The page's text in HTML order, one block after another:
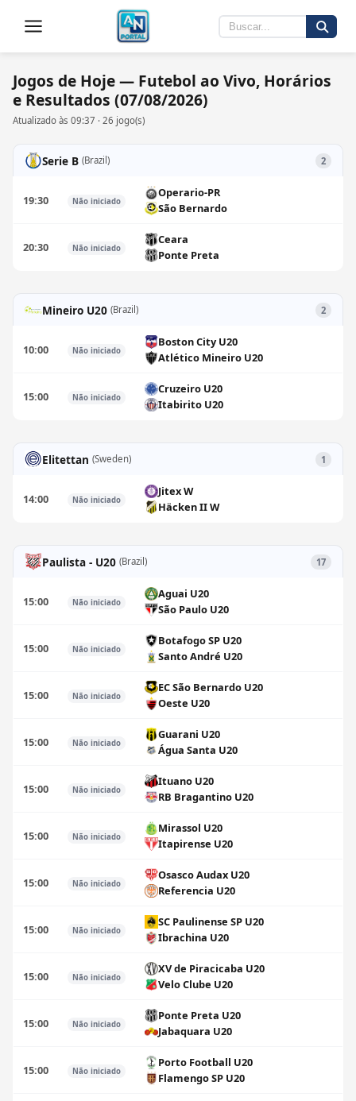
Jogos de Hoje — Futebol ao Vivo, Horários
e Resultados (07/08/2026)
Atualizado às 09:37 · 26 jogo(s)
Serie B (Brazil) 2
19:30 Não iniciado
Operario-PR
São Bernardo
20:30 Não iniciado
Ceara
Ponte Preta
Mineiro U20 (Brazil) 2
10:00 Não iniciado
Boston City U20
Atlético Mineiro U20
15:00 Não iniciado
Cruzeiro U20
Itabirito U20
Elitettan (Sweden) 1
14:00 Não iniciado
Jitex W
Häcken II W
Paulista - U20 (Brazil) 17
15:00 Não iniciado
Aguai U20
São Paulo U20
15:00 Não iniciado
Botafogo SP U20
Santo André U20
15:00 Não iniciado
EC São Bernardo U20
Oeste U20
15:00 Não iniciado
Guarani U20
Água Santa U20
15:00 Não iniciado
Ituano U20
RB Bragantino U20
15:00 Não iniciado
Mirassol U20
Itapirense U20
15:00 Não iniciado
Osasco Audax U20
Referencia U20
15:00 Não iniciado
SC Paulinense SP U20
Ibrachina U20
15:00 Não iniciado
XV de Piracicaba U20
Velo Clube U20
15:00 Não iniciado
Ponte Preta U20
Jabaquara U20
15:00 Não iniciado
Porto Football U20
Flamengo SP U20